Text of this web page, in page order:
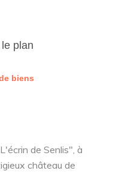
plan
biens
de Senlis", à
château de